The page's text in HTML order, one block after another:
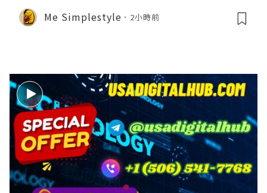
Me Simplestyle 2小時前